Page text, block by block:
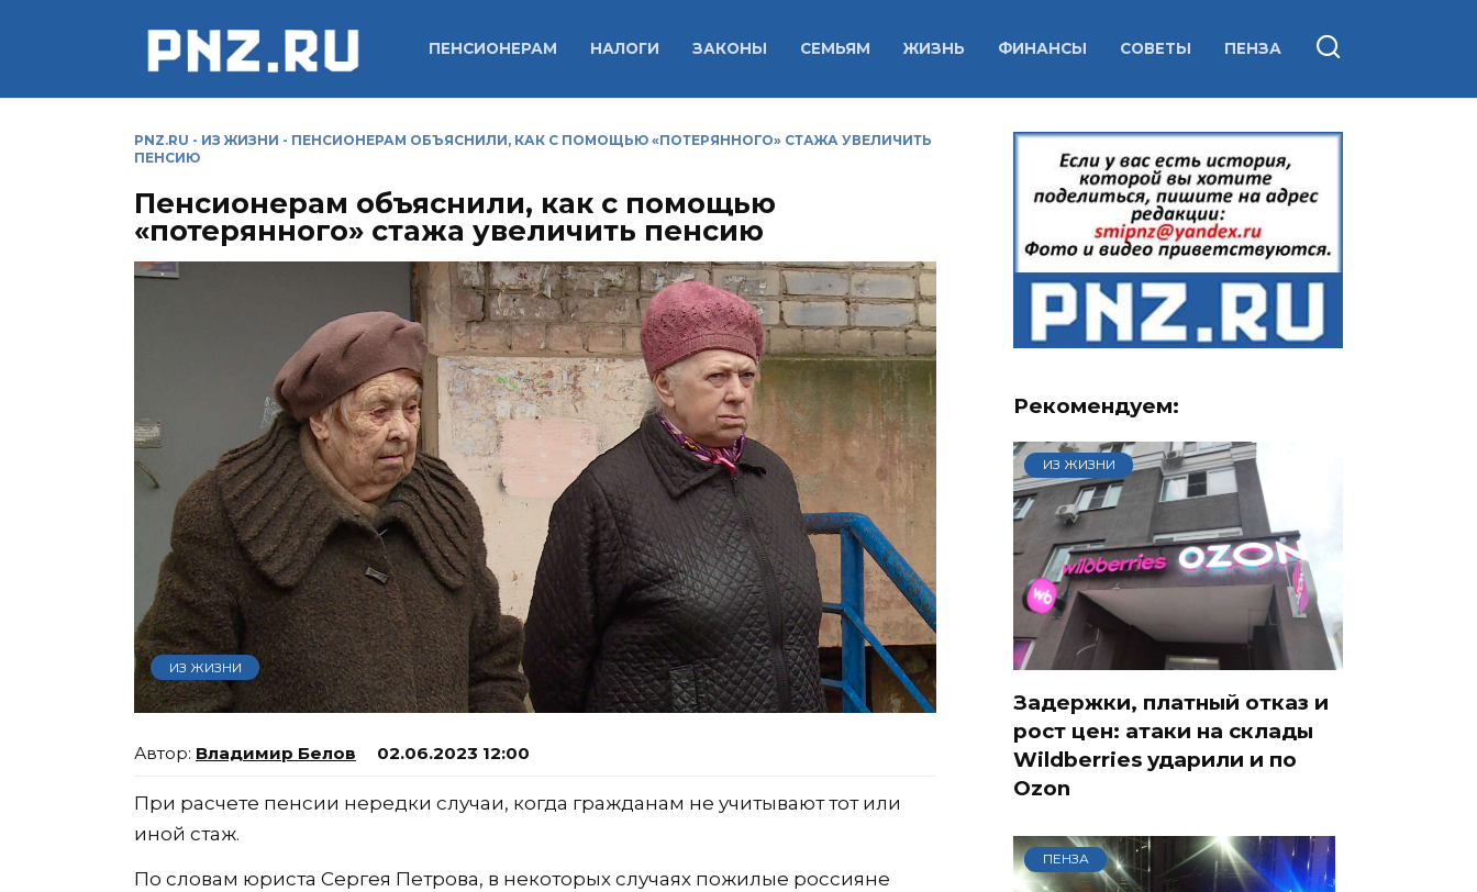
ПЕНСИОНЕРАМ НАЛОГИ ЗАКОНЫ СЕМЬЯМ ЖИЗНЬ ФИНАНСЫ СОВЕТЫ ПЕНЗА
PNZ.RU - ИЗ ЖИЗНИ - ПЕНСИОНЕРАМ ОБЪЯСНИЛИ, КАК С ПОМОЩЬЮ «ПОТЕРЯННОГО» СТАЖА УВЕЛИЧИТЬ
ПЕНСИЮ
Пенсионерам объяснили, как с помощью
«потерянного» стажа увеличить пенсию
ИЗ ЖИЗНИ
Владимир Белов 02.06.2023 12:00
При расчете пенсии нередки случаи, когда гражданам не учитывают тот или
иной стаж.
По словам юриста Сергея Петрова, в некоторых случаях пожилые россияне
Рекомендуем:
ИЗ ЖИЗНИ
Задержки, платный отказ и
рост цен: атаки на склады
Wildberries ударили и по
Ozon
ПЕНЗА